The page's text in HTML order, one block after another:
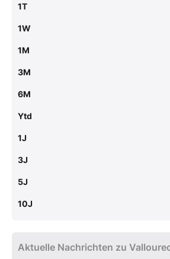
1T
1W
1M
3M
6M
Ytd
1J
3J
5J
10J
Aktuelle Nachrichten zu